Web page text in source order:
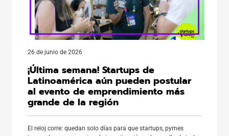
26 de junio de 2026
¡Última semana! Startups de
Latinoamérica aún pueden postular
al evento de emprendimiento más
grande de la región
El reloj corre: quedan solo días para que startups, pymes